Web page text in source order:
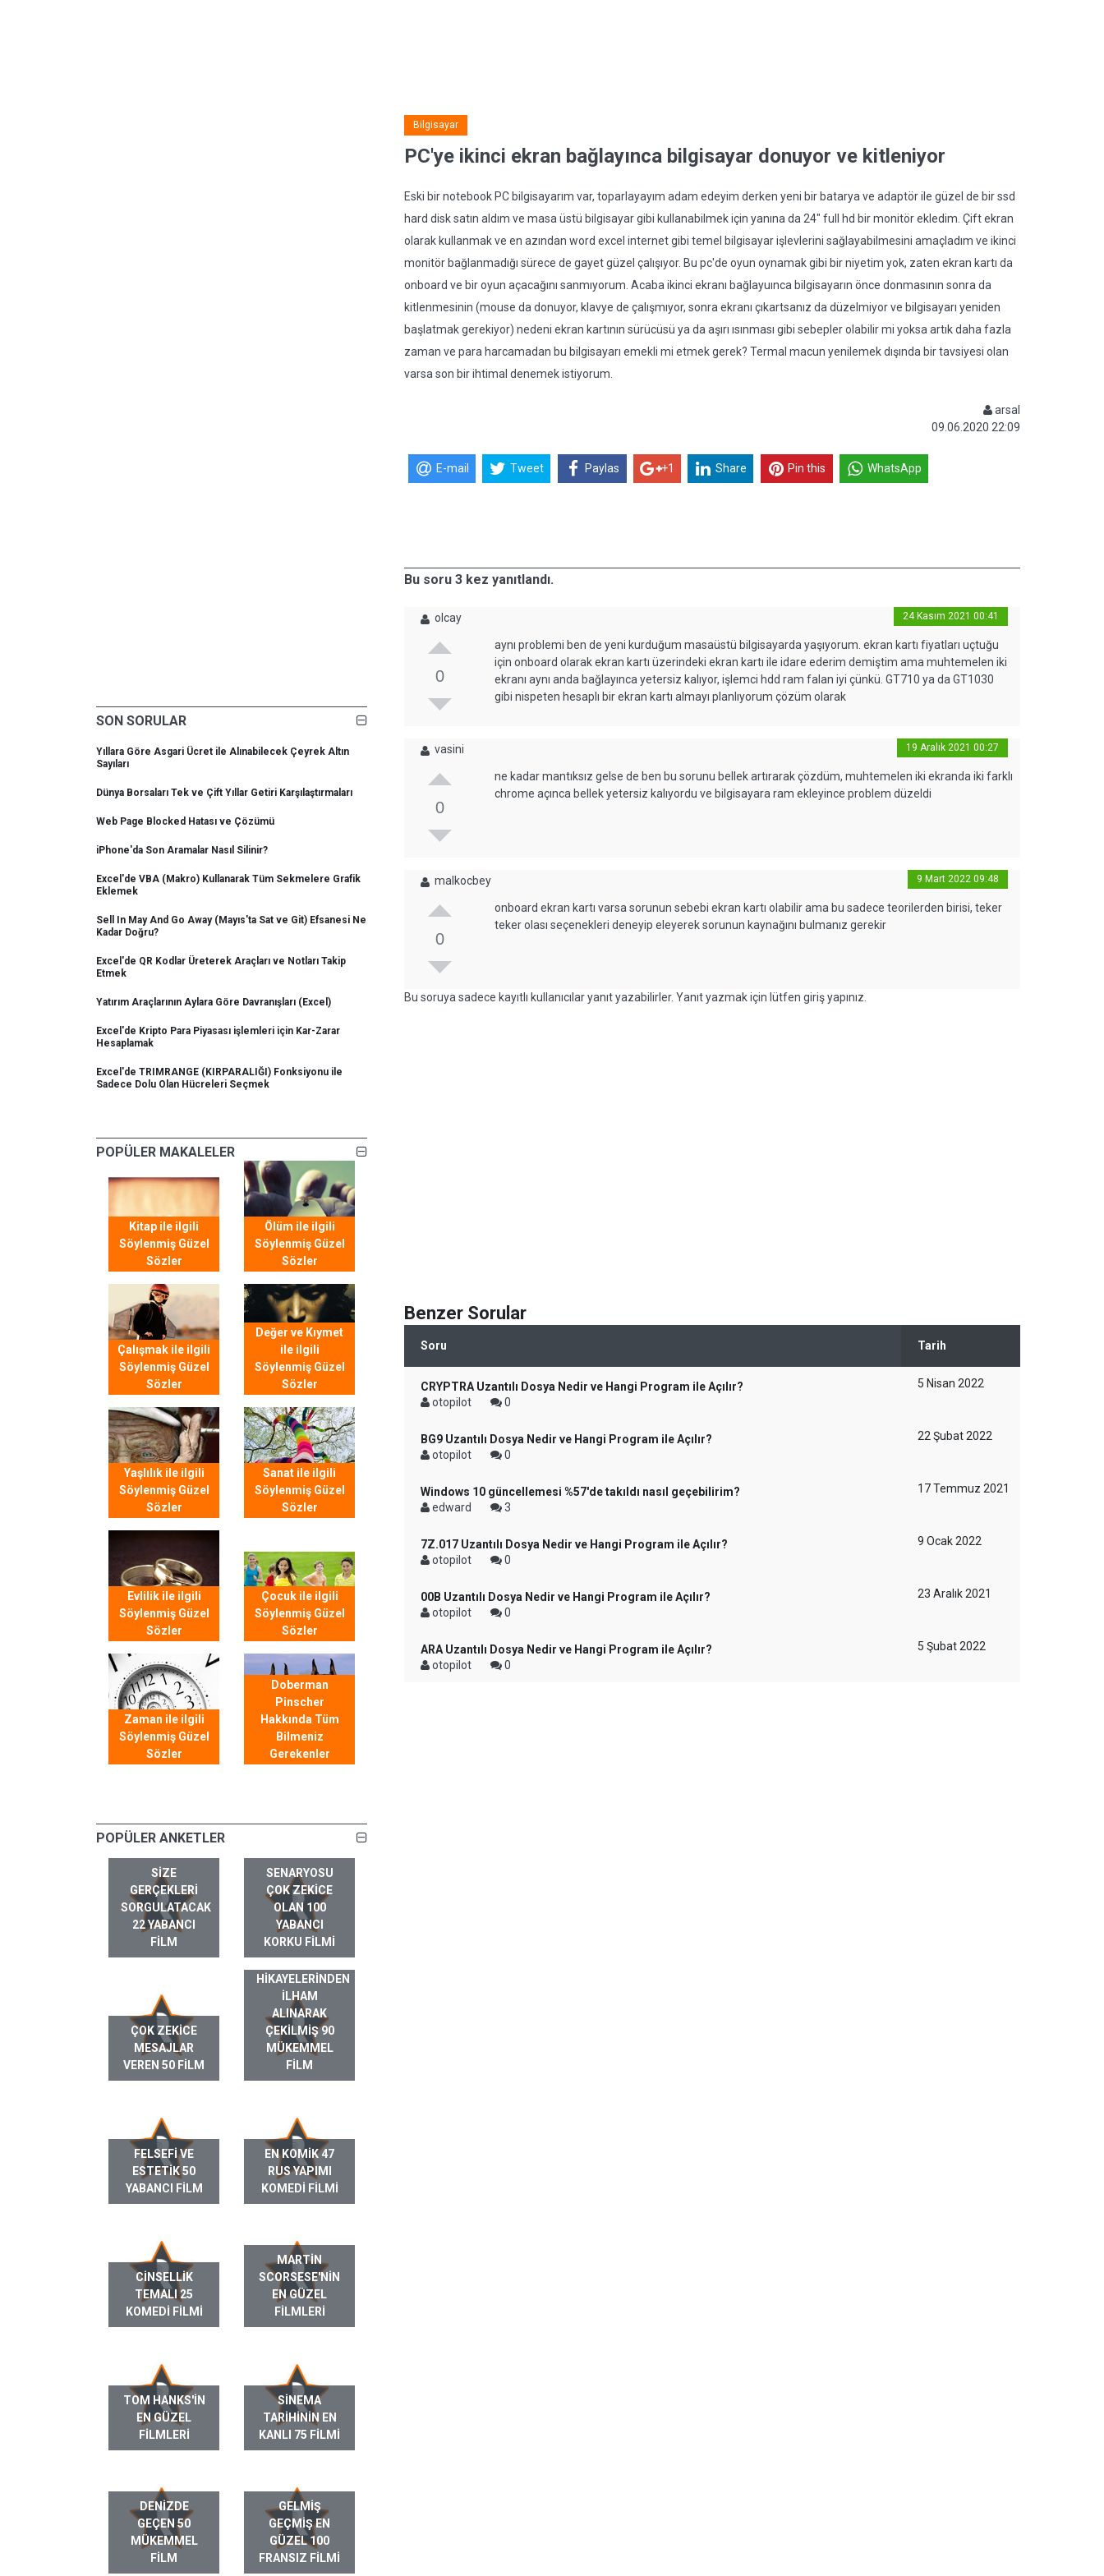
SON SORULAR
Yıllara Göre Asgari Ücret ile Alınabilecek Çeyrek Altın
Sayıları
Dünya Borsaları Tek ve Çift Yıllar Getiri Karşılaştırmaları
Web Page Blocked Hatası ve Çözümü
iPhone'da Son Aramalar Nasıl Silinir?
Excel'de VBA (Makro) Kullanarak Tüm Sekmelere Grafik
Eklemek
Sell In May And Go Away (Mayıs'ta Sat ve Git) Efsanesi Ne
Kadar Doğru?
Excel'de QR Kodlar Üreterek Araçları ve Notları Takip
Etmek
Yatırım Araçlarının Aylara Göre Davranışları (Excel)
Excel'de Kripto Para Piyasası işlemleri için Kar-Zarar
Hesaplamak
Excel'de TRIMRANGE (KIRPARALIĞI) Fonksiyonu ile
Sadece Dolu Olan Hücreleri Seçmek
POPÜLER MAKALELER
Kitap ile ilgili
Söylenmiş Güzel
Sözler
Ölüm ile ilgili
Söylenmiş Güzel
Sözler
Çalışmak ile ilgili
Söylenmiş Güzel
Sözler
Değer ve Kıymet
ile ilgili
Söylenmiş Güzel
Sözler
Yaşlılık ile ilgili
Söylenmiş Güzel
Sözler
Sanat ile ilgili
Söylenmiş Güzel
Sözler
Evlilik ile ilgili
Söylenmiş Güzel
Sözler
Çocuk ile ilgili
Söylenmiş Güzel
Sözler
Zaman ile ilgili
Söylenmiş Güzel
Sözler
Doberman
Pinscher
Hakkında Tüm
Bilmeniz
Gerekenler
POPÜLER ANKETLER
SIZE
GERÇEKLERI
SORGULATACAK
22 YABANCI
FILM
SENARYOSU
ÇOK ZEKICE
OLAN 100
YABANCI
KORKU FILMI
ÇOK ZEKICE
MESAJLAR
VEREN 50 FILM
GERÇEK HAYAT
HIKAYELERINDEN
ILHAM
ALINARAK
ÇEKILMIŞ 90
MÜKEMMEL
FILM
FELSEFI VE
ESTETIK 50
YABANCI FILM
EN KOMIK 47
RUS YAPIMI
KOMEDI FILMI
CINSELLIK
TEMALI 25
KOMEDI FILMI
MARTIN
SCORSESE'NIN
EN GÜZEL
FILMLERI
TOM HANKS'IN
EN GÜZEL
FILMLERI
SINEMA
TARIHININ EN
KANLI 75 FILMI
DENIZDE
GEÇEN 50
MÜKEMMEL
FILM
GELMIŞ
GEÇMIŞ EN
GÜZEL 100
FRANSIZ FILMI
Bilgisayar
PC'ye ikinci ekran bağlayınca bilgisayar donuyor ve kitleniyor
Eski bir notebook PC bilgisayarım var, toparlayayım adam edeyim derken yeni bir batarya ve adaptör ile güzel de bir ssd
hard disk satın aldım ve masa üstü bilgisayar gibi kullanabilmek için yanına da 24" full hd bir monitör ekledim. Çift ekran
olarak kullanmak ve en azından word excel internet gibi temel bilgisayar işlevlerini sağlayabilmesini amaçladım ve ikinci
monitör bağlanmadığı sürece de gayet güzel çalışıyor. Bu pc'de oyun oynamak gibi bir niyetim yok, zaten ekran kartı da
onboard ve bir oyun açacağını sanmıyorum. Acaba ikinci ekranı bağlayuınca bilgisayarın önce donmasının sonra da
kitlenmesinin (mouse da donuyor, klavye de çalışmıyor, sonra ekranı çıkartsanız da düzelmiyor ve bilgisayarı yeniden
başlatmak gerekiyor) nedeni ekran kartının sürücüsü ya da aşırı ısınması gibi sebepler olabilir mi yoksa artık daha fazla
zaman ve para harcamadan bu bilgisayarı emekli mi etmek gerek? Termal macun yenilemek dışında bir tavsiyesi olan
varsa son bir ihtimal denemek istiyorum.
arsal
09.06.2020 22:09
E-mail Tweet Paylas +1 Share Pin this WhatsApp
Bu soru 3 kez yanıtlandı.
olcay 24 Kasım 2021 00:41
0
aynı problemi ben de yeni kurduğum masaüstü bilgisayarda yaşıyorum. ekran kartı fiyatları uçtuğu
için onboard olarak ekran kartı üzerindeki ekran kartı ile idare ederim demiştim ama muhtemelen iki
ekranı aynı anda bağlayınca yetersiz kalıyor, işlemci hdd ram falan iyi çünkü. GT710 ya da GT1030
gibi nispeten hesaplı bir ekran kartı almayı planlıyorum çözüm olarak
vasini 19 Aralık 2021 00:27
0
ne kadar mantıksız gelse de ben bu sorunu bellek artırarak çözdüm, muhtemelen iki ekranda iki farklı
chrome açınca bellek yetersiz kalıyordu ve bilgisayara ram ekleyince problem düzeldi
malkocbey 9 Mart 2022 09:48
0
onboard ekran kartı varsa sorunun sebebi ekran kartı olabilir ama bu sadece teorilerden birisi, teker
teker olası seçenekleri deneyip eleyerek sorunun kaynağını bulmanız gerekir
Bu soruya sadece kayıtlı kullanıcılar yanıt yazabilirler. Yanıt yazmak için lütfen giriş yapınız.
Benzer Sorular
Soru Tarih
CRYPTRA Uzantılı Dosya Nedir ve Hangi Program ile Açılır?
otopilot
0
5 Nisan 2022
BG9 Uzantılı Dosya Nedir ve Hangi Program ile Açılır?
otopilot
0
22 Şubat 2022
Windows 10 güncellemesi %57'de takıldı nasıl geçebilirim?
edward
3
17 Temmuz 2021
7Z.017 Uzantılı Dosya Nedir ve Hangi Program ile Açılır?
otopilot
0
9 Ocak 2022
00B Uzantılı Dosya Nedir ve Hangi Program ile Açılır?
otopilot
0
23 Aralık 2021
ARA Uzantılı Dosya Nedir ve Hangi Program ile Açılır?
otopilot
0
5 Şubat 2022